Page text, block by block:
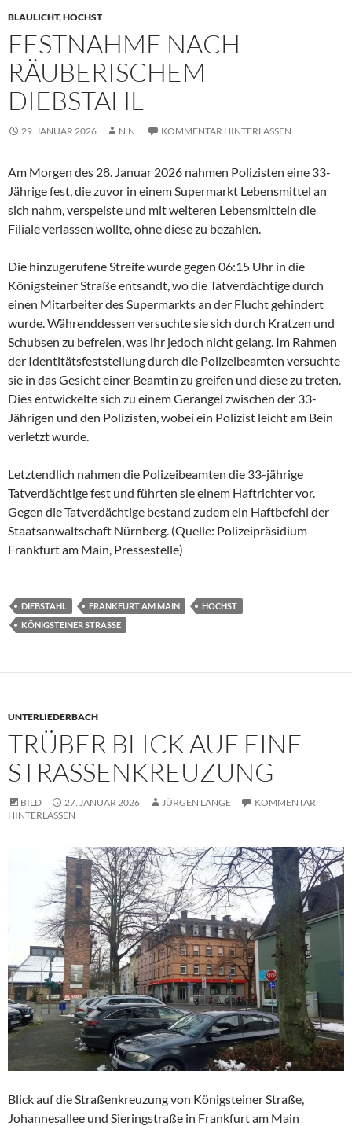
BLAULICHT,HÖCHST
FESTNAHME NACH
RÄUBERISCHEM
DIEBSTAHL
29. JANUAR 2026 N.N. KOMMENTAR HINTERLASSEN
Am Morgen des 28. Januar 2026 nahmen Polizisten eine 33-
Jährige fest, die zuvor in einem Supermarkt Lebensmittel an
sich nahm, verspeiste und mit weiteren Lebensmitteln die
Filiale verlassen wollte, ohne diese zu bezahlen.
Die hinzugerufene Streife wurde gegen 06:15 Uhr in die
Königsteiner Straße entsandt, wo die Tatverdächtige durch
einen Mitarbeiter des Supermarkts an der Flucht gehindert
wurde. Währenddessen versuchte sie sich durch Kratzen und
Schubsen zu befreien, was ihr jedoch nicht gelang. Im Rahmen
der Identitätsfeststellung durch die Polizeibeamten versuchte
sie in das Gesicht einer Beamtin zu greifen und diese zu treten.
Dies entwickelte sich zu einem Gerangel zwischen der 33-
Jährigen und den Polizisten, wobei ein Polizist leicht am Bein
verletzt wurde.
Letztendlich nahmen die Polizeibeamten die 33-jährige
Tatverdächtige fest und führten sie einem Haftrichter vor.
Gegen die Tatverdächtige bestand zudem ein Haftbefehl der
Staatsanwaltschaft Nürnberg. (Quelle: Polizeipräsidium
Frankfurt am Main, Pressestelle)
DIEBSTAHL FRANKFURT AM MAIN
HÖCHST
KÖNIGSTEINER STRASSE
UNTERLIEDERBACH
TRÜBER BLICK AUF EINE
STRASSENKREUZUNG
BILD 27. JANUAR 2026 JÜRGEN LANGE
KOMMENTAR
HINTERLASSEN
Blick auf die Straßenkreuzung von Königsteiner Straße,
Johannesallee und Sieringstraße in Frankfurt am Main